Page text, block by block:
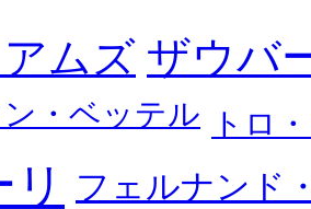
ムズ ザウバ
・ベッテル トロ
フェルナンド